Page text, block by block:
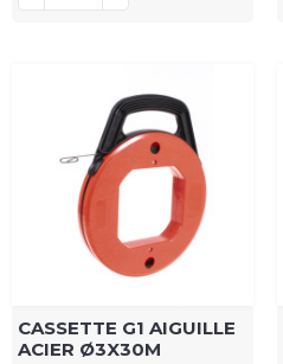
CASSETTE G1 AIGUILLE
ACIER Ø3X30M